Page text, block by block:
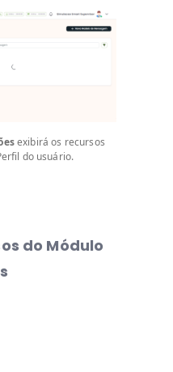
exibirá os recursos
do usuário.
do Módulo